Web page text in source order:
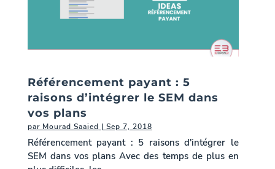
Référencement payant : 5
raisons d’intégrer le SEM dans
vos plans
par Mourad Saaied | Sep 7, 2018
Référencement payant : 5 raisons d'intégrer le
SEM dans vos plans Avec des temps de plus en